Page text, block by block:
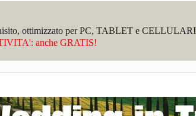
ottimizzato per PC, TABLET e
anche GRATIS!